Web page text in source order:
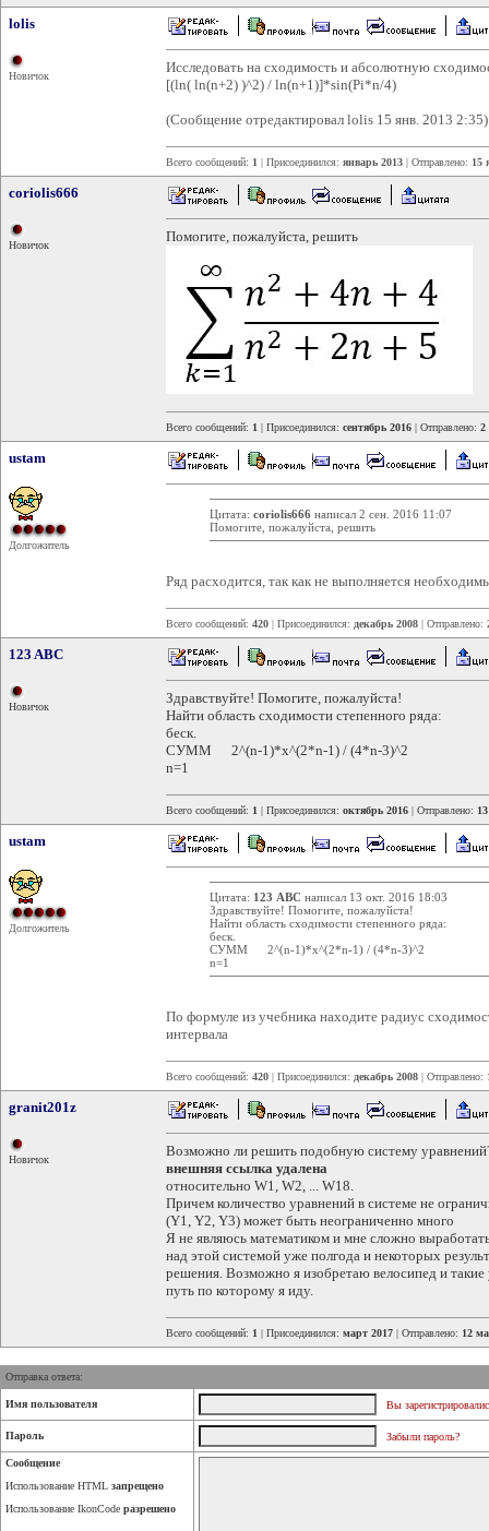
lolis
Новичок
Исследовать на сходимость и абсолютную
[(ln( ln(n+2) )^2) / ln(n+1)]*sin(Pi*n/4)
(Сообщение отредактировал lolis 15 янв. 2013 2:35)
Всего сообщений: 1 | Присоединился: январь 2013 | Отправлено: 15
coriolis666
Новичок
Помогите, пожалуйста, решить
Всего сообщений: 1 | Присоединился: сентябрь 2016 | Отправлено: 2
ustam
Долгожитель
Цитата: coriolis666 написал 2 сен. 2016 11:07
Помогите, пожалуйста, решить
Ряд расходится, так как не выполняется
Всего сообщений: 420 | Присоединился: декабрь 2008 | Отправлено:
123 ABC
Новичок
Здравствуйте! Помогите, пожалуйста!
Найти область сходимости степенного ряда:
беск.
СУММ 2^(n-1)*x^(2*n-1) / (4*n-3)^2
n=1
Всего сообщений: 1 | Присоединился: октябрь 2016 | Отправлено:
ustam
Долгожитель
Цитата: 123 ABC написал 13 окт. 2016 18:03
Здравствуйте! Помогите, пожалуйста!
Найти область сходимости степенного ряда:
беск.
СУММ 2^(n-1)*x^(2*n-1) / (4*n-3)^2
n=1
По формуле из учебника находите радиус
интервала
Всего сообщений: 420 | Присоединился: декабрь 2008 | Отправлено:
granit201z
Новичок
Возможно ли решить подобную систему
внешняя ссылка удалена
относительно W1, W2, ... W18.
Причем количество уравнений в системе не
(Y1, Y2, Y3) может быть неограниченно много
Я не являюсь математиком и мне сложно
над этой системой уже полгода и некоторых
решения. Возможно я изобретаю велосипед и
путь по которому я иду.
Всего сообщений: 1 | Присоединился: март 2017 | Отправлено: 12
Отправка ответа:
Имя пользователя Вы
Пароль Забыли пароль?
Сообщение
Использование HTML запрещено
Использование IkonCode разрешено